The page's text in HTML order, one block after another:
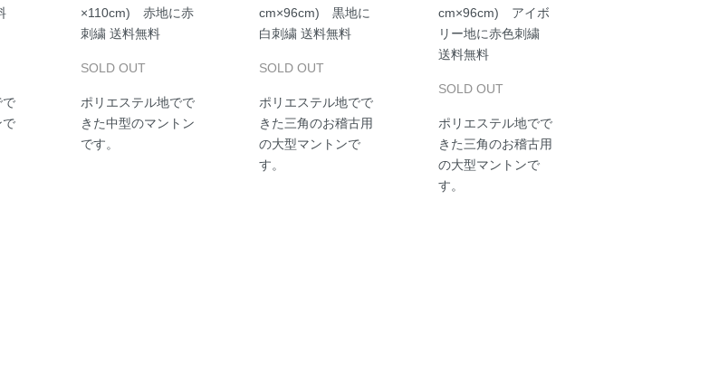
で
で
×110cm) 赤地に赤
刺繍 送料無料
SOLD OUT
ポリエステル地でで
きた中型のマントン
です。
cm×96cm) 黒地に
白刺繍 送料無料
SOLD OUT
ポリエステル地でで
きた三角のお稽古用
の大型マントンで
す。
cm×96cm) アイボ
リー地に赤色刺繍
送料無料
SOLD OUT
ポリエステル地でで
きた三角のお稽古用
の大型マントンで
す。